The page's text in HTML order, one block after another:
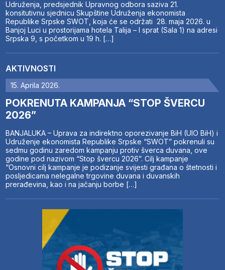
Udruženja, predsjednik Upravnog odbora saziva 21.
konsitutivnu sjednicu Skupštine Udruženja ekonomista
Republike Srpske SWOT, koja će se održati 28. maja 2026. u
Banjoj Luci u prostorijama hotela Talija – I sprat (Sala 1) na adresi
Srpska 9, s početkom u 19 h. […]
AKTIVNOSTI
15. Aprila 2026.
POKRENUTA KAMPANJA “STOP ŠVERCU
2026”
BANJALUKA – Uprava za indirektno oporezivanje BiH (UIO BiH) i
Udruženje ekonomista Republike Srpske “SWOT” pokrenuli su
sedmu godinu zaredom kampanju protiv šverca duvana, ove
godine pod nazivom “Stop švercu 2026”. Cilj kampanje
“Osnovni cilj kampanje je podizanje svijesti građana o štetnosti i
posljedicama nelegalne trgovine duvana i duvanskih
prerađevina, kao i na jačanju borbe […]